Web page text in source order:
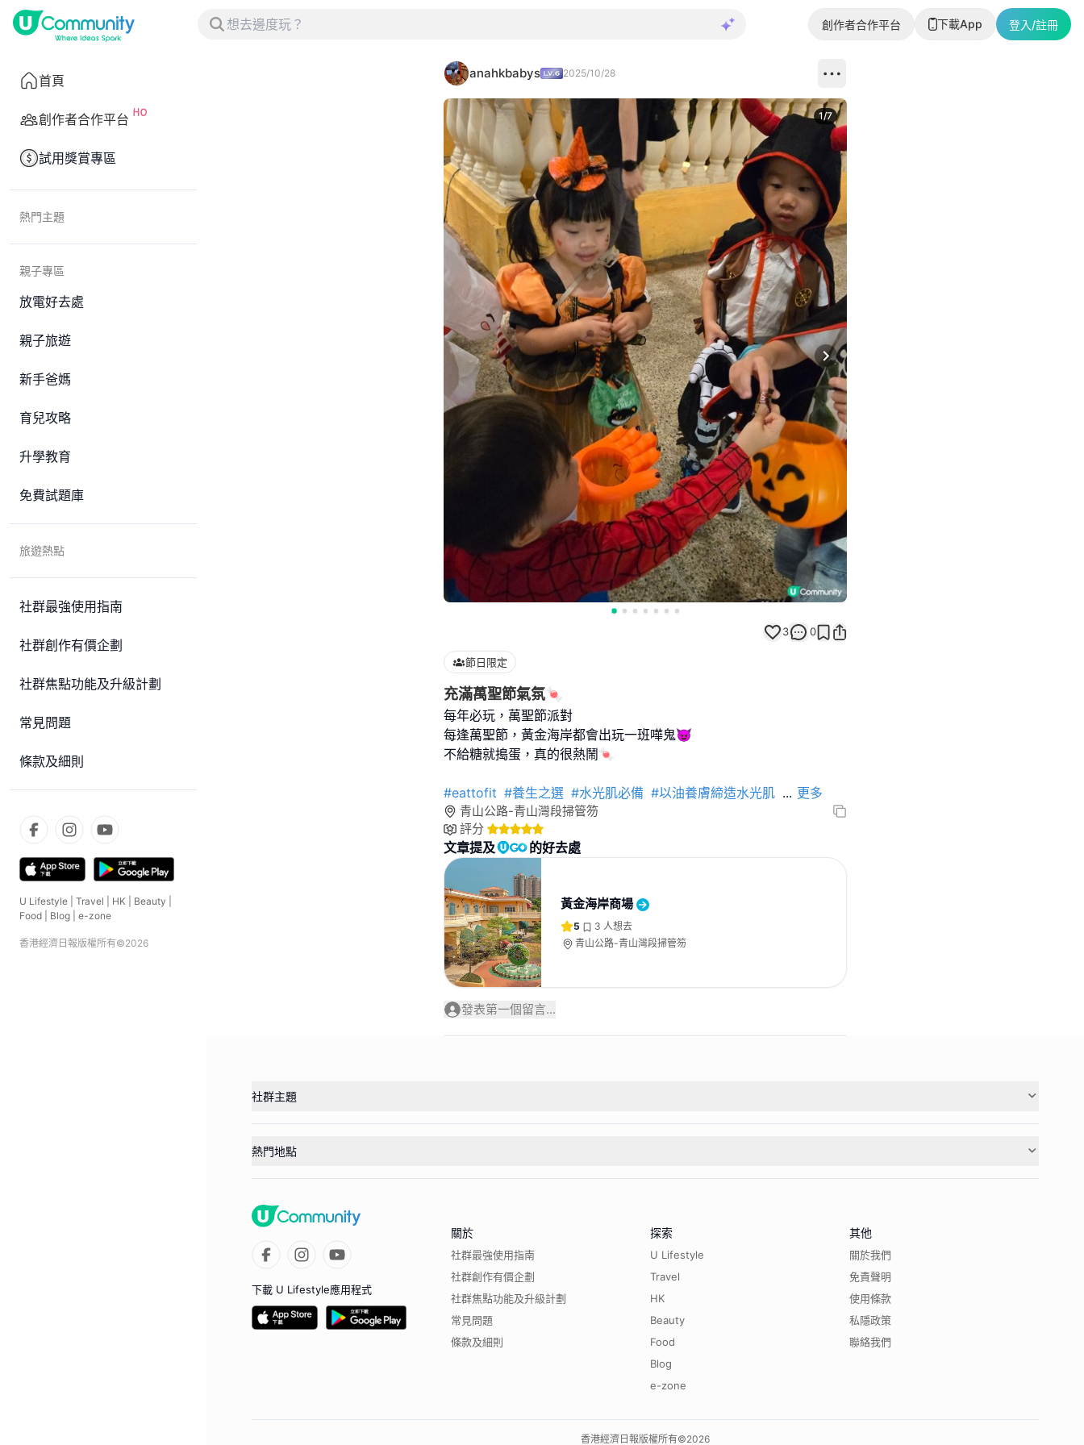
創作者合作平台 下載App 登入/註冊
首頁
創作者合作平台
試用獎賞專區
熱門主題
親子專區
放電好去處
親子旅遊
新手爸媽
育兒攻略
升學教育
免費試題庫
旅遊熱點
社群最強使用指南
社群創作有價企劃
社群焦點功能及升級計劃
常見問題
條款及細則
U Lifestyle Travel HK Beauty
Food
Blog e-zone
香港經濟日報版權所有©2026
anahkbabys 2025/10/28
Next slide
1/7
3 0
節日限定
充滿萬聖節氣氛🍬
每年必玩，萬聖節派對
每逢萬聖節，黃金海岸都會出玩一班嘩鬼😈
不給糖就搗蛋，真的很熱鬧🍬
#eattofit #養生之選 #水光肌必備 #以油養膚締造水光肌 ... 更多
青山公路-青山灣段掃管笏
評分
文章提及 的好去處
黃金海岸商場
5 3 人想去
青山公路-青山灣段掃管笏
發表第一個留言...
社群主題
熱門地點
下載 U Lifestyle應用程式
關於
社群最強使用指南
社群創作有價企劃
社群焦點功能及升級計劃
常見問題
條款及細則
探索
U Lifestyle
Travel
HK
Beauty
Food
Blog
e-zone
其他
關於我們
免責聲明
使用條款
私隱政策
聯絡我們
香港經濟日報版權所有©2026